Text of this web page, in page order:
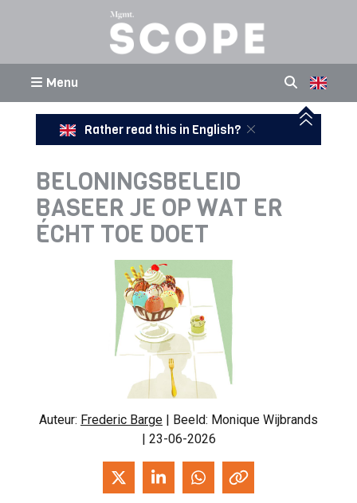
Menu
Rather read this in English?
BELONINGSBELEID
BASEER JE OP WAT ER
ÉCHT TOE DOET
Auteur: Frederic Barge | Beeld: Monique Wijbrands
| 23-06-2026